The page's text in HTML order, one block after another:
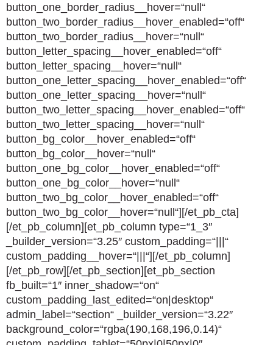
button_one_border_radius__hover=“null“
button_two_border_radius__hover_enabled=“off“
button_two_border_radius__hover=“null“
button_letter_spacing__hover_enabled=“off“
button_letter_spacing__hover=“null“
button_one_letter_spacing__hover_enabled=“off“
button_one_letter_spacing__hover=“null“
button_two_letter_spacing__hover_enabled=“off“
button_two_letter_spacing__hover=“null“
button_bg_color__hover_enabled=“off“
button_bg_color__hover=“null“
button_one_bg_color__hover_enabled=“off“
button_one_bg_color__hover=“null“
button_two_bg_color__hover_enabled=“off“
button_two_bg_color__hover=“null“][/et_pb_cta]
[/et_pb_column][et_pb_column type=“1_3″
_builder_version=“3.25″ custom_padding=“|||“
custom_padding__hover=“|||“][/et_pb_column]
[/et_pb_row][/et_pb_section][et_pb_section
fb_built=“1″ inner_shadow=“on“
custom_padding_last_edited=“on|desktop“
admin_label=“section“ _builder_version=“3.22″
background_color=“rgba(190,168,196,0.14)“